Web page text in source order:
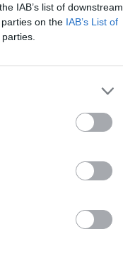
IAB’s list of downstream
on the IAB’s List of
vaig
que el
si